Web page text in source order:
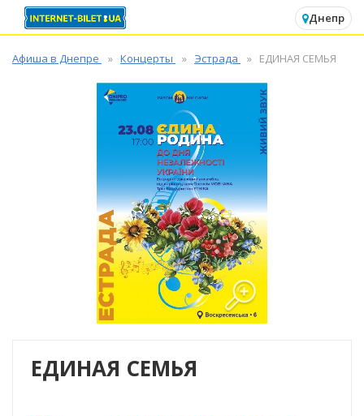
Днепр
Афиша в Днепре Концерты Эстрада ЕДИНАЯ СЕМЬЯ
ЕДИНАЯ СЕМЬЯ